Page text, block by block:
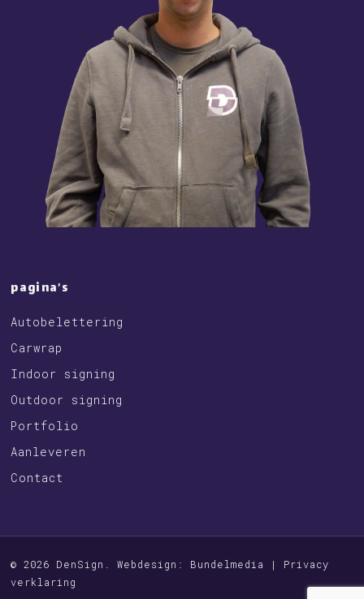
pagina’s
Autobelettering
Carwrap
Indoor signing
Outdoor signing
Portfolio
Aanleveren
Contact
© 2026 DenSign. Webdesign: Bundelmedia | Privacy
verklaring